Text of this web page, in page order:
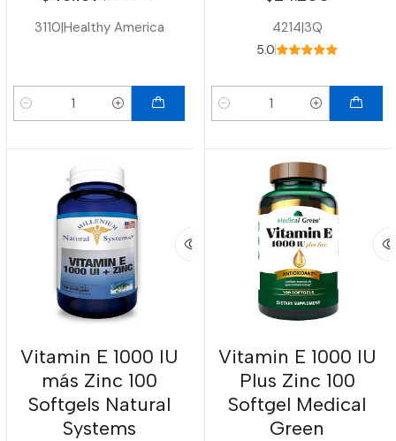
3110|Healthy America
Cantidad
4214|3Q
5.0
Cantidad
Vitamin E 1000 IU
más Zinc 100
Softgels Natural
Systems
Vitamin E 1000 IU
Plus Zinc 100
Softgel Medical
Green